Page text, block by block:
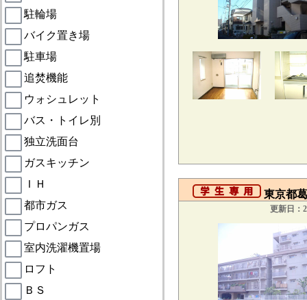
駐輪場
バイク置き場
駐車場
追焚機能
ウォシュレット
バス・トイレ別
独立洗面台
ガスキッチン
ＩＨ
都市ガス
プロパンガス
室内洗濯機置場
ロフト
ＢＳ
東京都
更新日：